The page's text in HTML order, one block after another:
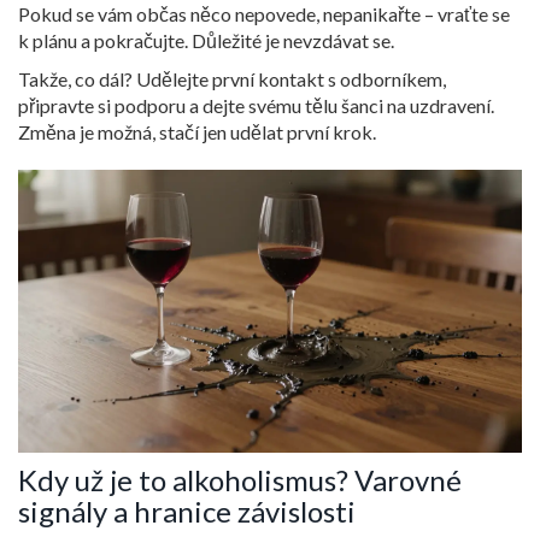
Pokud se vám občas něco nepovede, nepanikařte – vraťte se
k plánu a pokračujte. Důležité je nevzdávat se.
Takže, co dál? Udělejte první kontakt s odborníkem,
připravte si podporu a dejte svému tělu šanci na uzdravení.
Změna je možná, stačí jen udělat první krok.
Kdy už je to alkoholismus? Varovné
signály a hranice závislosti